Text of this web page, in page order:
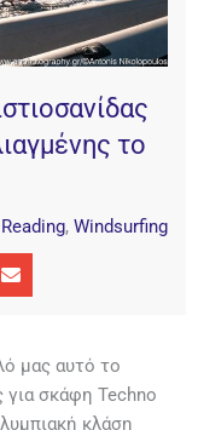
το
, Windsurfing
μας αυτό το
για σκάφη Techno
κλάση